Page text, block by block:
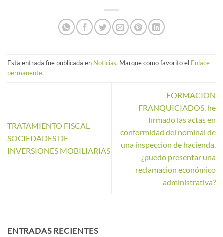
Esta entrada fue publicada en Noticias. Marque como favorito el Enlace
permanente.
TRATAMIENTO FISCAL
SOCIEDADES DE
INVERSIONES MOBILIARIAS
FORMACION
FRANQUICIADOS. he
firmado las actas en
conformidad del nominal de
una inspeccion de hacienda.
¿puedo presentar una
reclamacion económico
administrativa?
ENTRADAS RECIENTES